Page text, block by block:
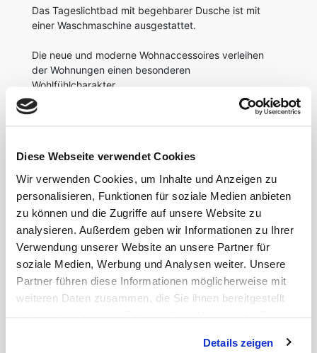
Diese Webseite verwendet Cookies
Wir verwenden Cookies, um Inhalte und Anzeigen zu
personalisieren, Funktionen für soziale Medien anbieten
zu können und die Zugriffe auf unsere Website zu
analysieren. Außerdem geben wir Informationen zu Ihrer
Verwendung unserer Website an unsere Partner für
soziale Medien, Werbung und Analysen weiter. Unsere
Partner führen diese Informationen möglicherweise mit
weiteren Daten zusammen, die Sie ihnen bereitgestellt
Details zeigen
Das Tageslichtbad mit begehbarer Dusche ist mit
einer Waschmaschine ausgestattet.
Die neue und moderne Wohnaccessoires verleihen
der Wohnungen einen besonderen
Wohlfühlcharakter.
-1,60 Meter Bett
-W-LAN
-Tisch-/ und Sitzgelegenheit für 4 Personen
-Smart-TV
-Handtücher, Bettwäsche
-Fön
-Waschmaschine
-Teppiche, Bilder, Lampen usw.
-Küche ausgestattet mit Kaffeemaschine,
Wasserkocher, Teller, Tassen, Töpfe usw.